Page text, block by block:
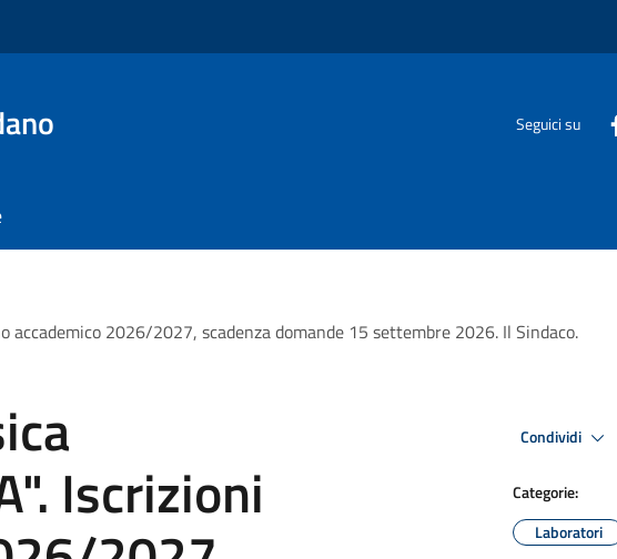
Seguici su
accademico 2026/2027, scadenza domande 15 settembre 2026. Il Sindaco.
Iscrizioni
Condividi
Categorie:
Laboratori